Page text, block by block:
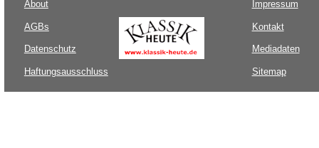
About
AGBs
Datenschutz
Haftungsausschluss
Impressum
Kontakt
Mediadaten
Sitemap